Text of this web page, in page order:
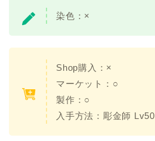
染色： ×
Shop購入：×
マーケット：○
製作：○
入手方法： 彫金師 Lv50